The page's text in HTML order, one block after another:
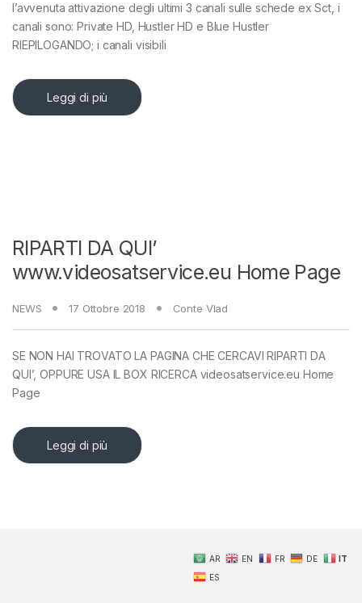
l’avvenuta attivazione degli ultimi 3 canali sulle schede ex Sct, i
canali sono: Private HD, Hustler HD e Blue Hustler
RIEPILOGANDO; i canali visibili
Leggi di più
RIPARTI DA QUI’
www.videosatservice.eu Home Page
NEWS 17 Ottobre 2018 Conte Vlad
SE NON HAI TROVATO LA PAGINA CHE CERCAVI RIPARTI DA
QUI’, OPPURE USA IL BOX RICERCA videosatservice.eu Home
Page
Leggi di più
AR EN FR DE
IT
ES